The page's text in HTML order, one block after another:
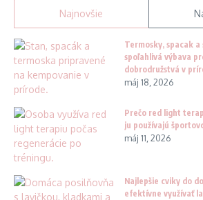
Najnovšie
Termosky, spacak
spoľahlivá výbava
dobrodružstvá v
máj 18, 2026
Prečo red light
ju používajú
máj 11, 2026
Najlepšie cviky do
efektívne využívať